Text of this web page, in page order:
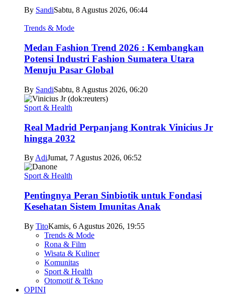
By SandiSabtu, 8 Agustus 2026, 06:44
Trends & Mode
Medan Fashion Trend 2026 : Kembangkan
Potensi Industri Fashion Sumatera Utara
Menuju Pasar Global
By SandiSabtu, 8 Agustus 2026, 06:20
Sport & Health
Real Madrid Perpanjang Kontrak Vinicius Jr
hingga 2032
By AdiJumat, 7 Agustus 2026, 06:52
Sport & Health
Pentingnya Peran Sinbiotik untuk Fondasi
Kesehatan Sistem Imunitas Anak
By TitoKamis, 6 Agustus 2026, 19:55
Trends & Mode
Rona & Film
Wisata & Kuliner
Komunitas
Sport & Health
Otomotif & Tekno
OPINI